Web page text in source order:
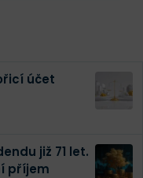
účet
již 71 let.
příjem